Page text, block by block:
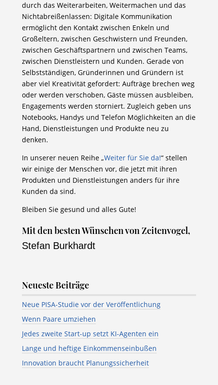
durch das Weiterarbeiten, Weitermachen und das
Nichtabreißenlassen: Digitale Kommunikation
ermöglicht den Kontakt zwischen Enkeln und
Großeltern, zwischen Geschwistern und Freunden,
zwischen Geschäftspartnern und zwischen Teams,
zwischen Dienstleistern und Kunden. Gerade von
Selbstständigen, Gründerinnen und Gründern ist
aber viel Kreativität gefordert: Aufträge brechen weg
oder werden verschoben, Gäste müssen ausbleiben,
Engagements werden storniert. Zugleich geben uns
Notebooks, Handys und Telefon Möglichkeiten an die
Hand, Dienstleistungen und Produkte neu zu
denken.
In unserer neuen Reihe „Weiter für Sie da!“ stellen
wir einige der Menschen vor, die jetzt mit ihren
Produkten und Dienstleistungen anders für ihre
Kunden da sind.
Bleiben Sie gesund und alles Gute!
Mit den besten Wünschen von Zeitenvogel,
Stefan Burkhardt
Neueste Beiträge
Neue PISA-Studie vor der Veröffentlichung
Wenn Paare umziehen
Jedes zweite Start-up setzt KI-Agenten ein
Lange und heftige Einkommenseinbußen
Innovation braucht Planungssicherheit